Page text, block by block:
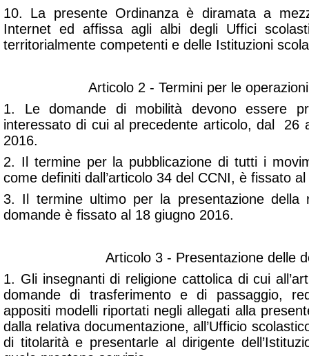
10. La presente Ordinanza è diramata a
Internet ed affissa agli albi degli Uffici
territorialmente competenti e delle Istituzioni
Articolo 2 - Termini per le
1. Le domande di mobilità devono essere
interessato di cui al precedente articolo, dal 26
2016.
2. Il termine per la pubblicazione di tutti i
come definiti dall’articolo 34 del CCNI, è fissato
3. Il termine ultimo per la presentazione della
domande è fissato al 18 giugno 2016.
Articolo 3 - Presentazione delle
1. Gli insegnanti di religione cattolica di cui
domande di trasferimento e di passaggio,
appositi modelli riportati negli allegati alla
dalla relativa documentazione, all’Ufficio
di titolarità e presentarle al dirigente